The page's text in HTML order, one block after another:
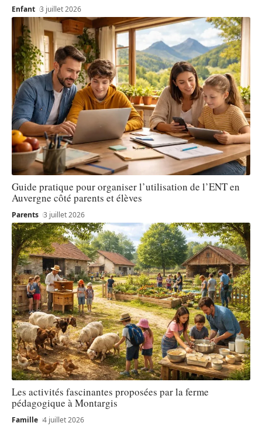
Enfant 3 juillet 2026
Guide pratique pour organiser l’utilisation de l’ENT en
Auvergne côté parents et élèves
Parents 3 juillet 2026
Les activités fascinantes proposées par la ferme
pédagogique à Montargis
Famille 4 juillet 2026